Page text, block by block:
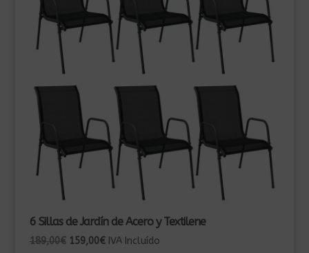
6 Sillas de Jardín de Acero y Textilene
189,00€ El
159,00€ElIVA Incluído